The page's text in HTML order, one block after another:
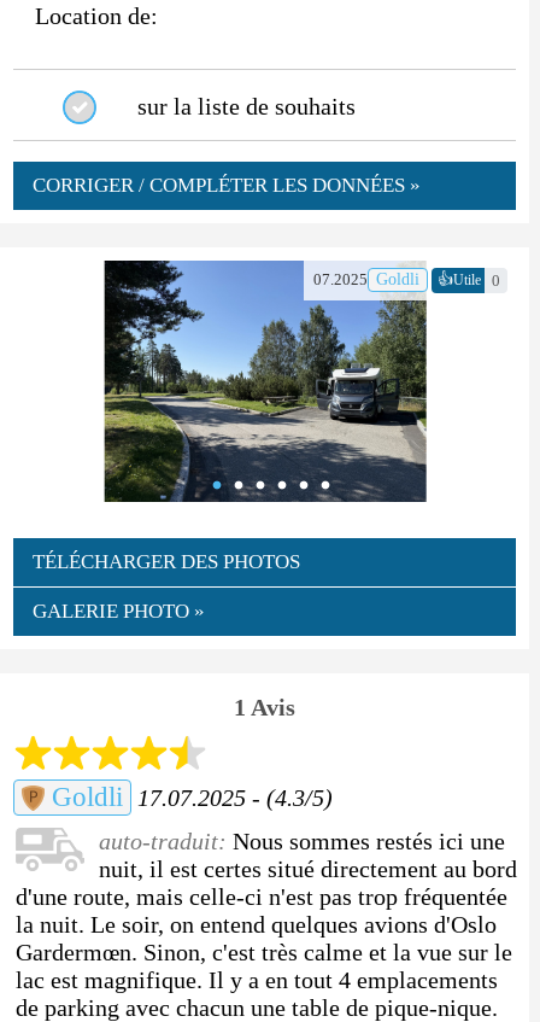
Location de:
sur la liste de souhaits
CORRIGER / COMPLÉTER LES DONNÉES »
07.2025 Goldli 👍Utile 0
TÉLÉCHARGER DES PHOTOS
GALERIE PHOTO »
1 Avis
Goldli
17.07.2025 - (4.3/5)
auto-traduit: Nous sommes restés ici une
nuit, il est certes situé directement au bord
d'une route, mais celle-ci n'est pas trop fréquentée
la nuit. Le soir, on entend quelques avions d'Oslo
Gardermœn. Sinon, c'est très calme et la vue sur le
lac est magnifique. Il y a en tout 4 emplacements
de parking avec chacun une table de pique-nique.